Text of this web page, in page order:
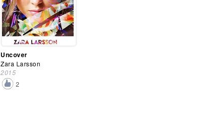
Uncover
Zara Larsson
2015
2